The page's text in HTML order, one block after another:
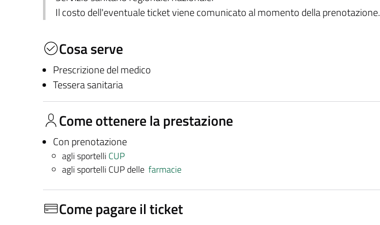
Il costo dell'eventuale ticket viene comunicato al momento della prenotazione.
Cosa serve
Prescrizione del medico
Tessera sanitaria
Come ottenere la prestazione
Con prenotazione
agli sportelli CUP
agli sportelli CUP delle farmacie
Come pagare il ticket